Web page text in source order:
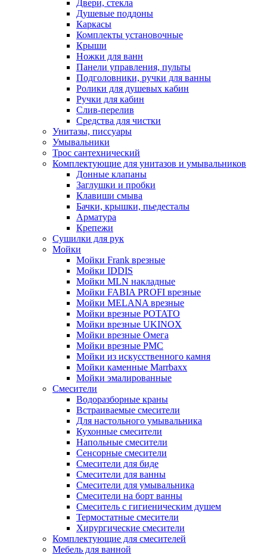
Двери, стекла
Душевые поддоны
Каркасы
Комплекты установочные
Крыши
Ножки для ванн
Панели управления, пульты
Подголовники, ручки для ванны
Ролики для душевых кабин
Ручки для кабин
Слив-перелив
Средства для чистки
Унитазы, писсуары
Умывальники
Трос сантехнический
Комплектующие для унитазов и умывальников
Донные клапаны
Заглушки и пробки
Клавиши смыва
Бачки, крышки, пьедесталы
Арматура
Крепежи
Сушилки для рук
Мойки
Мойки Frank врезные
Мойки IDDIS
Мойки MLN накладные
Мойки FABIA PROFI врезные
Мойки MELANA врезные
Мойки врезные POTATO
Мойки врезные UKINOX
Мойки врезные Омега
Мойки врезные РМС
Мойки из искусственного камня
Мойки каменные Marrbaxx
Мойки эмалированные
Смесители
Водоразборные краны
Встраиваемые смесители
Для настольного умывальника
Кухонные смесители
Напольные смесители
Сенсорные смесители
Смесители для биде
Смесители для ванны
Смесители для умывальника
Смесители на борт ванны
Смеситель с гигиеническим душем
Термостатные смесители
Хирургические смесители
Комплектующие для смесителей
Мебель для ванной